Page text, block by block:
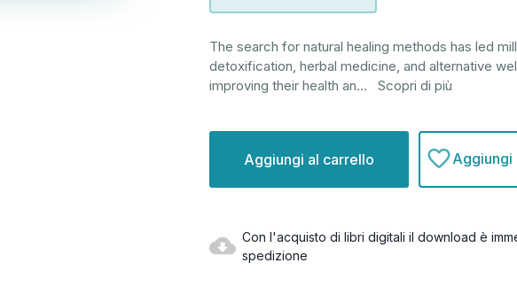
The search for natural healing methods has led
detoxification, herbal medicine, and alternative
improving their health an... Scopri di più
attuale:
Aggiungi
Con l'acquisto di libri digitali il download è
spedizione